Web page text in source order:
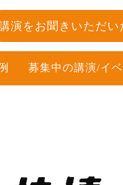
演をお聞きいただい
募集中の講演/イベ